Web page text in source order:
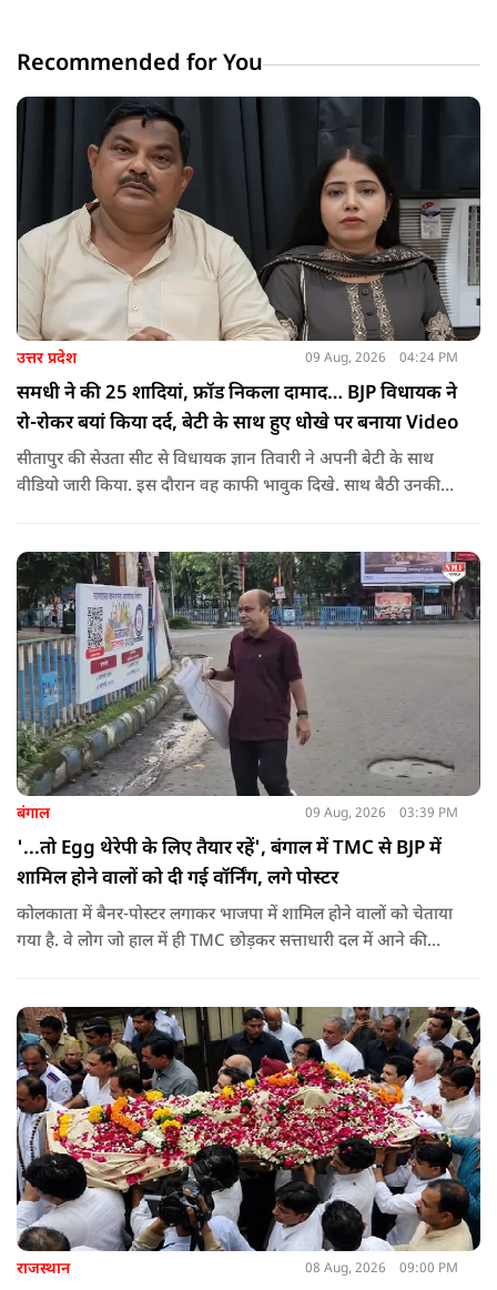
Recommended for You
उत्तर प्रदेश 09 Aug, 2026 04:24 PM
समधी ने की 25 शादियां, फ्रॉड निकला दामाद… BJP विधायक ने
रो-रोकर बयां किया दर्द, बेटी के साथ हुए धोखे पर बनाया Video
सीतापुर की सेउता सीट से विधायक ज्ञान तिवारी ने अपनी बेटी के साथ
वीडियो जारी किया. इस दौरान वह काफी भावुक दिखे. साथ बैठी उनकी
बंगाल 09 Aug, 2026 03:39 PM
'...तो Egg थेरेपी के लिए तैयार रहें', बंगाल में TMC से BJP में
शामिल होने वालों को दी गई वॉर्निंग, लगे पोस्टर
कोलकाता में बैनर-पोस्टर लगाकर भाजपा में शामिल होने वालों को चेताया
गया है. वे लोग जो हाल में ही TMC छोड़कर सत्ताधारी दल में आने की
राजस्थान 08 Aug, 2026 09:00 PM